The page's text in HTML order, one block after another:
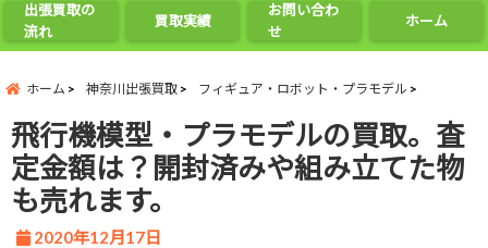
出張買取の
流れ
買取実績
お問い合わ
せ
ホーム
ホーム 神奈川出張買取 フィギュア・ロボット・プラモデル
飛行機模型・プラモデルの買取。査
定金額は？開封済みや組み立てた物
も売れます。
2020年12月17日